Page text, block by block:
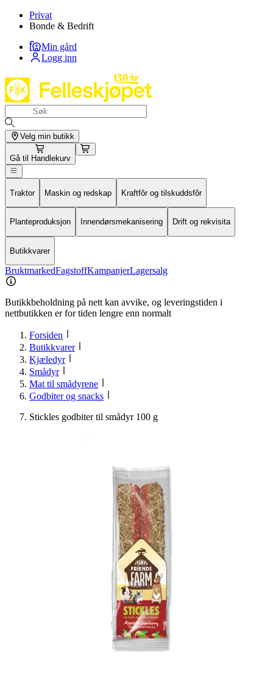
Privat
Bonde & Bedrift
Min gård
Logg inn
Velg min butikk
Gå til Handlekurv
Traktor Maskin og redskap Kraftfôr og tilskuddsfôr
Planteproduksjon Innendørsmekanisering Drift og rekvisita
Butikkvarer
BruktmarkedFagstoffKampanjerLagersalg
Butikkbeholdning på nett kan avvike, og leveringstiden i
nettbutikken er for tiden lengre enn normalt
Forsiden
Butikkvarer
Kjæledyr
Smådyr
Mat til smådyrene
Godbiter og snacks
Stickles godbiter til smådyr 100 g